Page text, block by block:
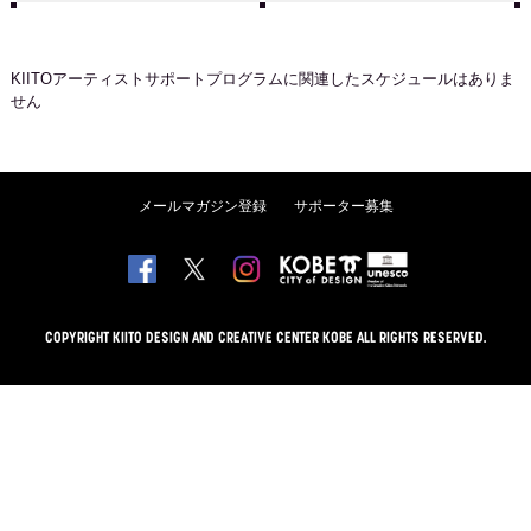
KIITOアーティストサポートプログラムに関連したスケジュールはありま
せん
メールマガジン登録 サポーター募集
COPYRIGHT KIITO DESIGN AND CREATIVE CENTER KOBE ALL RIGHTS RESERVED.